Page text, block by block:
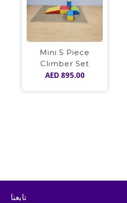
Mini 5 Piece
Climber Set
AED895.00
تابعنا